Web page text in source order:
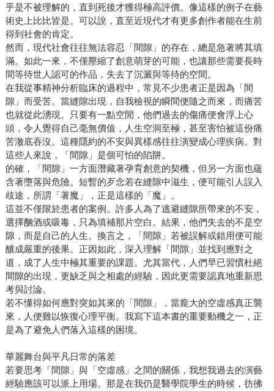
乎是不被理解的，直到死後才獲得極高評價。像這樣的例子在藝
術史上比比皆是。可以說，直至近現代才有更多創作者能在生前
得到社會的肯定。
然而，現代社會往往無法容忍「間隙」的存在，總是急著將其填
滿。如此一來，不僅壓縮了創意萌芽的可能，也讓那些需要長時
間等待世人認可的作品，失去了沉澱與等待的空間。
在我從事精神分析臨床的過程中，常見不少患者正是因為「間
隙」而受苦。當縫隙出現，自我檢視的瞬間便隨之而來，而痛苦
也就從此湧現。只要有一點空閒，他們過去的傷痛便會浮上心
頭，令人覺得自己毫無價值，人生空洞至極，甚至害怕被這份痛
苦澈底吞沒。這種隱約的不安與異樣感往往演變成心理疾病。對
這些人來說，「間隙」是個可怕的陷阱。
的確，「間隙」一方面潛藏著孕育創意的契機，但另一方面也蘊
含著墮落與危險。短暫的歹念若在縫隙中滋生，便可能引人誤入
歧途，所謂「著魔」，正是這樣的「魔」。
這並不僅限於患者的案例。許多人為了逃避縫隙所帶來的不安，
選擇酗酒或吸毒，只為填補那片空白。結果，他們失去的不是空
隙，而是自己的人生。換言之，「間隙」若被誤解或錯用便可能
釀成嚴重的後果。正因如此，深入理解「間隙」並找到應對之
道，成了人生中極其重要的課題。尤其當代，人們早已習慣杜絕
間隙的出現，更缺乏與之相處的經驗，因此更需要認真地重新思
考與討論。
若不懂得如何應對突如其來的「間隙」，當龐大的空虛感真正襲
來，人便難以恢復心理平衡。我寫下這本書的重要動機之一，正
是為了避免人們落入這樣的困境。
華麗舞台與平凡日常的落差
若要思考「間隙」與「空虛感」之間的關係，我想我過去的演藝
經驗應該可以派上用場。那是在我仍是醫學院學生的時候，彷彿